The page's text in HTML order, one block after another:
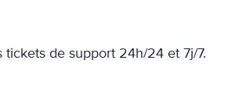
de support 24h/24 et 7j/7.